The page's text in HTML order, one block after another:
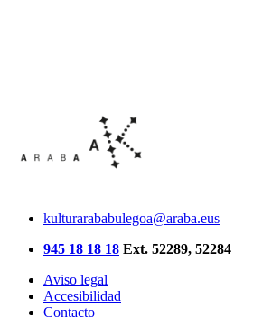
kulturarababulegoa@araba.eus
945 18 18 18 Ext. 52289, 52284
Aviso legal
Accesibilidad
Contacto